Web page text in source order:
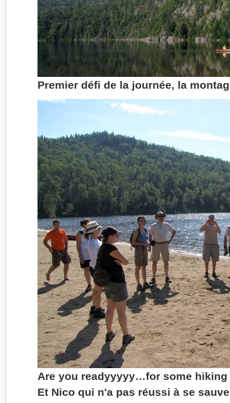
Premier défi de la journée, la
Are you readyyyyy…for some hiking
Et Nico qui n'a pas réussi à se